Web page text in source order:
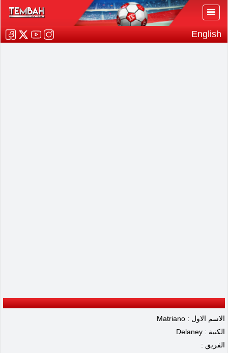
English
الاسم الاول : Matriano
الكنية : Delaney
الفريق :